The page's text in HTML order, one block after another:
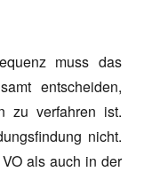
muss das
entscheiden,
zu verfahren ist.
nicht.
als auch in der